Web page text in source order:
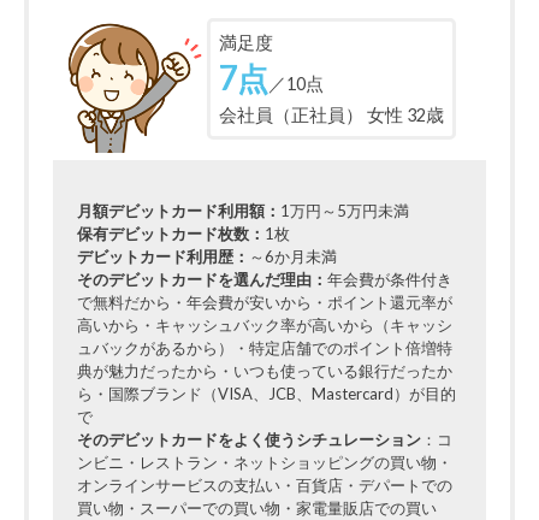
満足度
7点 ／10点
会社員（正社員） 女性 32歳
月額デビットカード利用額： 1万円～5万円未満
保有デビットカード枚数： 1枚
デビットカード利用歴： ～6か月未満
そのデビットカードを選んだ理由：年会費が条件付き
で無料だから・年会費が安いから・ポイント還元率が
高いから・キャッシュバック率が高いから（キャッシ
ュバックがあるから）・特定店舗でのポイント倍増特
典が魅力だったから・いつも使っている銀行だったか
ら・国際ブランド（VISA、JCB、Mastercard）が目的
で
そのデビットカードをよく使うシチュレーション ：コ
ンビニ・レストラン・ネットショッピングの買い物・
オンラインサービスの支払い・百貨店・デパートでの
買い物・スーパーでの買い物・家電量販店での買い